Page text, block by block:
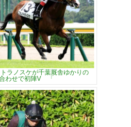
トラノスケが千葉厩舎ゆかりの
わせで初陣V 「